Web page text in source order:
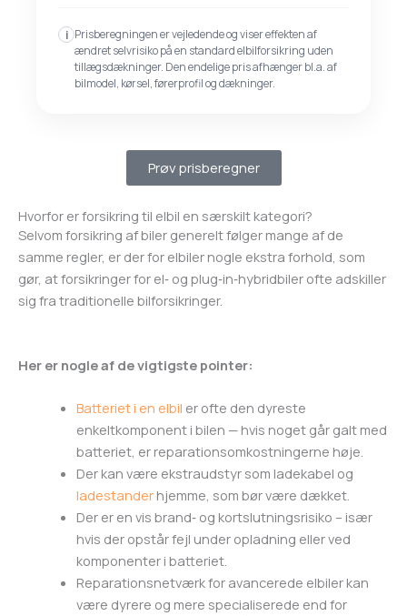
i Prisberegningen er vejledende og viser effekten af
ændret selvrisiko på en standard elbilforsikring uden
tillægsdækninger. Den endelige pris afhænger bl.a. af
bilmodel, kørsel, førerprofil og dækninger.
Prøv prisberegner
Hvorfor er forsikring til elbil en særskilt kategori?
Selvom forsikring af biler generelt følger mange af de
samme regler, er der for elbiler nogle ekstra forhold, som
gør, at forsikringer for el‑ og plug‑in‑hybridbiler ofte adskiller
sig fra traditionelle bilforsikringer.
Her er nogle af de vigtigste pointer:
Batteriet i en elbil er ofte den dyreste
enkeltkomponent i bilen — hvis noget går galt med
batteriet, er reparationsomkostningerne høje.
Der kan være ekstraudstyr som ladekabel og
ladestanderhjemme, som bør være dækket.
Der er en vis brand‑ og kortslutningsrisiko – især
hvis der opstår fejl under opladning eller ved
komponenter i batteriet.
Reparationsnetværk for avancerede elbiler kan
være dyrere og mere specialiserede end for